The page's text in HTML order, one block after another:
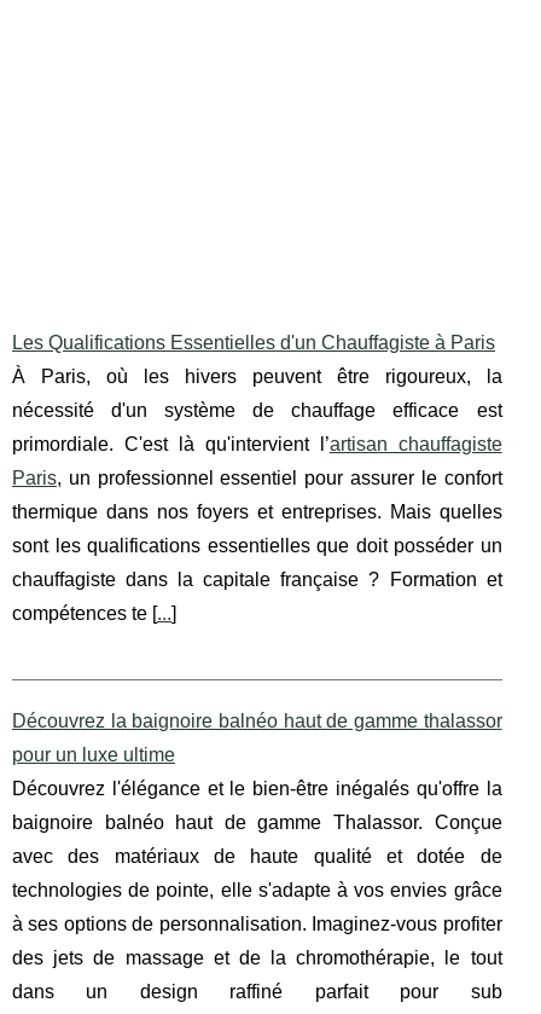
Les Qualifications Essentielles d'un Chauffagiste à Paris
À Paris, où les hivers peuvent être rigoureux, la
nécessité d'un système de chauffage efficace est
primordiale. C'est là qu'intervient l’artisan chauffagiste
Paris, un professionnel essentiel pour assurer le confort
thermique dans nos foyers et entreprises. Mais quelles
sont les qualifications essentielles que doit posséder un
chauffagiste dans la capitale française ? Formation et
compétences te [...]
Découvrez la baignoire balnéo haut de gamme thalassor
pour un luxe ultime
Découvrez l'élégance et le bien-être inégalés qu'offre la
baignoire balnéo haut de gamme Thalassor. Conçue
avec des matériaux de haute qualité et dotée de
technologies de pointe, elle s'adapte à vos envies grâce
à ses options de personnalisation. Imaginez-vous profiter
des jets de massage et de la chromothérapie, le tout
dans un design raffiné parfait pour sub